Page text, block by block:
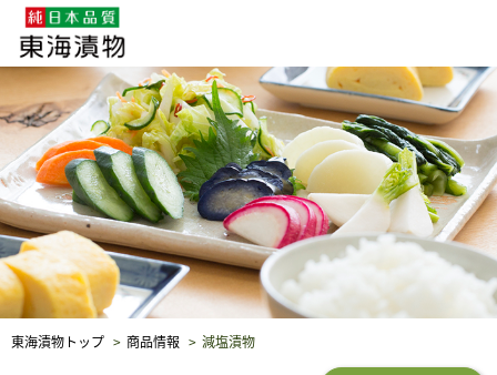
企業・採用情報 社会貢献 品質保証
東海漬物トップ 商品情報 減塩漬物